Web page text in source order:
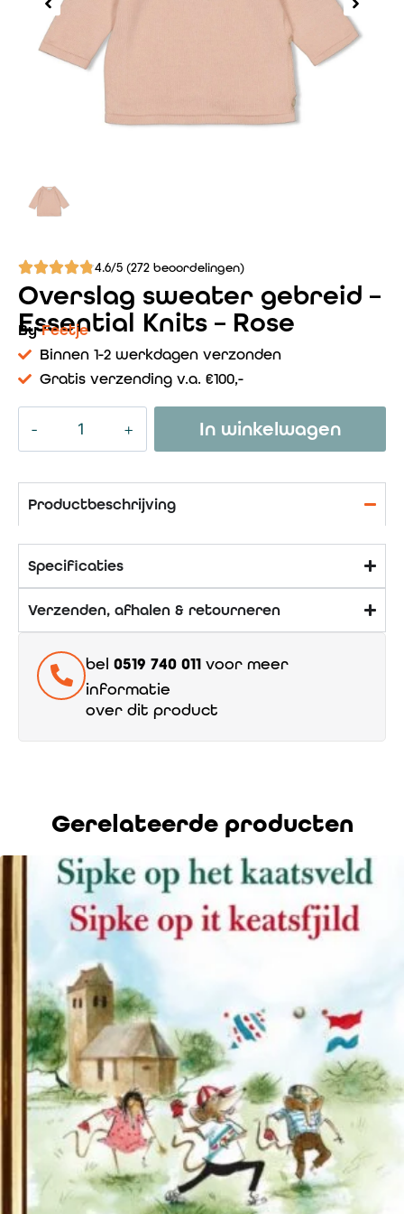
4.6/5 (272 beoordelingen)
Overslag sweater gebreid –
Essential Knits – Rose
ByFeetje
Binnen 1-2 werkdagen verzonden
Gratis verzending v.a. €100,-
In winkelwagen
Productbeschrijving
Specificaties
Verzenden, afhalen & retourneren
bel 0519 740 011 voor meer
informatie
over dit product
Gerelateerde producten